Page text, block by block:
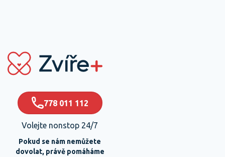
778 011 112
Volejte nonstop 24/7
Pokud se nám nemůžete
dovolat, právě pomáháme